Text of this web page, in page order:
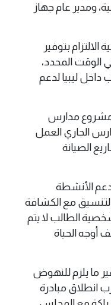
ومدير عام جهاز
بتوفير
الوقت المحدد،
ليبيا لدعم
مشروع مدارس
الجاري العمل
الصيانة
الأنشطة
مع الكشافة
الطالب لا يتم
الحياة
ما يلزم للنهوض
انطلاق مبادرة